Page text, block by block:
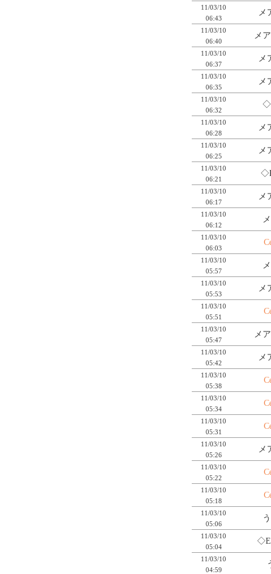
11/03/10
06:43
メ
11/03/10
06:40
メ
11/03/10
06:37
メ
11/03/10
06:35
メ
11/03/10
06:32
11/03/10
06:28
メ
11/03/10
06:25
メ
11/03/10
06:21
11/03/10
06:17
メ
11/03/10
06:12
11/03/10
06:03
11/03/10
05:57
11/03/10
05:53
メ
11/03/10
05:51
11/03/10
05:47
メ
11/03/10
05:42
メ
11/03/10
05:38
11/03/10
05:34
11/03/10
05:31
11/03/10
05:26
メ
11/03/10
05:22
11/03/10
05:18
11/03/10
05:06
11/03/10
05:04
11/03/10
04:59